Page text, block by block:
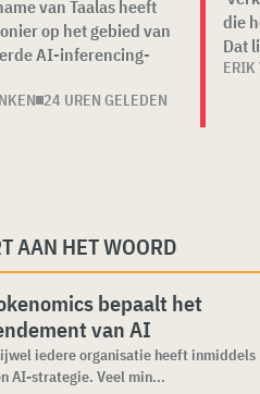
van Taalas heeft
op het gebied van
AI-inferencing-
24 UREN GELEDEN
die
Dat
ERIK
AAN HET WOORD
bepaalt het
van AI
iedere organisatie heeft inmiddels
AI-strategie. Veel min...